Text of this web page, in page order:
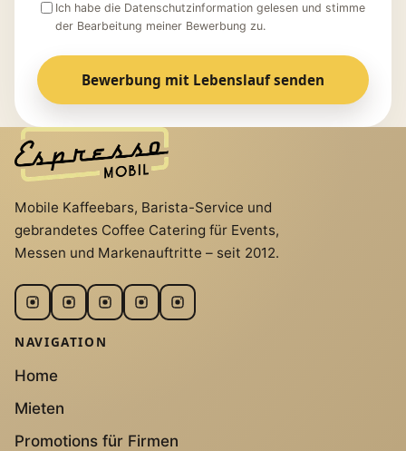
Ich habe die Datenschutzinformation gelesen und stimme
der Bearbeitung meiner Bewerbung zu.
Bewerbung mit Lebenslauf senden
Mobile Kaffeebars, Barista-Service und
gebrandetes Coffee Catering für Events,
Messen und Markenauftritte – seit 2012.
NAVIGATION
Home
Mieten
Promotions für Firmen